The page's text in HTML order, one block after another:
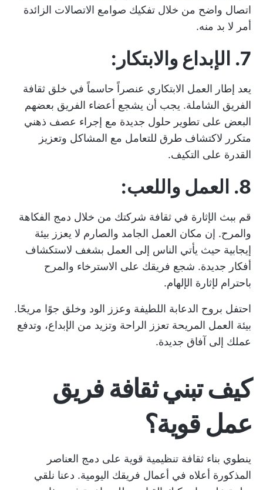
اتصال واضح من خلال تفكيك صوامع الاتصالات الزائدة
أمر لا بد منه.
7. الإبداع والابتكار:
يعد إطار العمل الابتكاري عنصراً حاسماً في خلق ثقافة
الفريق الشاملة. يجب أن يشجع أعضاء الفريق بعضهم
البعض على تطوير حلول جديدة مع إجراء عصف ذهني
متكرر لاكتشاف طرق للتعامل مع المشاكل وتعزيز
القدرة على التكيف.
8. العمل واللعب:
قم ببث الإثارة في ثقافة شركتك من خلال دمج الفكاهة
والمرح. إن مكان العمل الجامد والصارم لا يعزز بيئة
إيجابية حيث يأتي الناس إلى العمل بشغف لاستكشاف
أفكار جديدة. شجع فريقك على الاسترخاء والمرح
باحترام لإثارة الإلهام.
احتفل بروح الدعابة اللطيفة وعزز الود وخلق جوًا مريحًا.
بيئة العمل المريحة تعزز الراحة وتزيد من الإبداع، وتدفع
عملك إلى آفاق جديدة.
كيف تبني ثقافة فريق
عمل قوية؟
ينطوي بناء ثقافة تنظيمية قوية على دمج العناصر
المذكورة أعلاه في أعمال فريقك اليومية. دعنا نلقي